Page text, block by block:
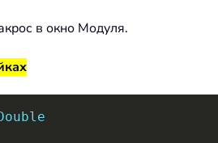
в окно Модуля.